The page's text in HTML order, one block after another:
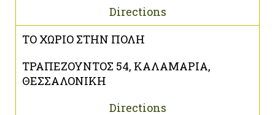
Directions
ΤΟ ΧΩΡΙΟ ΣΤΗΝ ΠΟΛΗ
ΤΡΑΠΕΖΟΥΝΤΟΣ 54, ΚΑΛΑΜΑΡΙΑ,
ΘΕΣΣΑΛΟΝΙΚΗ
Directions